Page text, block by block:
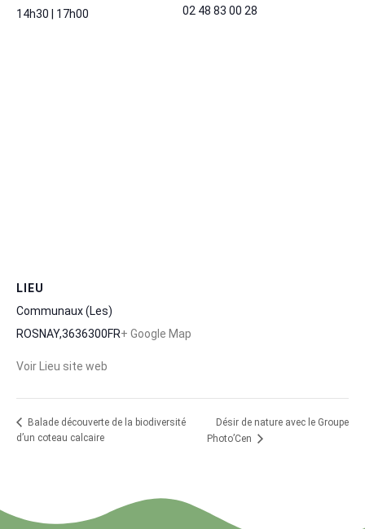
14h30 | 17h00
02 48 83 00 28
LIEU
Communaux (Les)
ROSNAY,3636300FR+ Google Map
Voir Lieu site web
Balade découverte de la biodiversité
d’un coteau calcaire
Désir de nature avec le Groupe
Photo’Cen